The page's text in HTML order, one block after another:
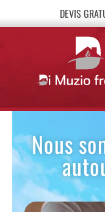
DEVIS
Nous